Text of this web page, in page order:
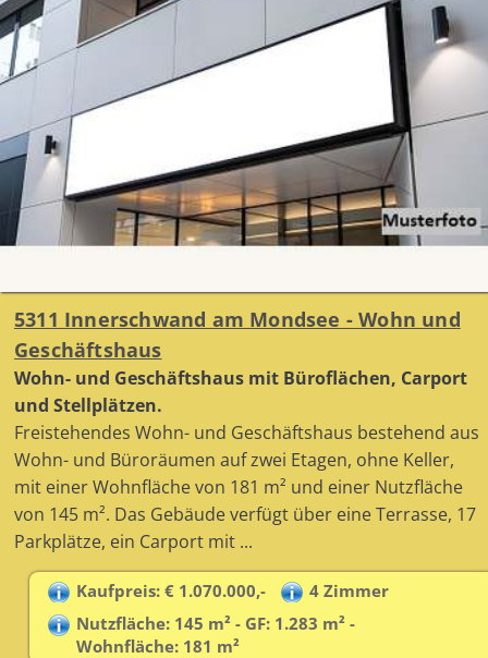
5311 Innerschwand am Mondsee - Wohn und
Geschäftshaus
Wohn- und Geschäftshaus mit Büroflächen, Carport
und Stellplätzen.
Freistehendes Wohn- und Geschäftshaus bestehend aus
Wohn- und Büroräumen auf zwei Etagen, ohne Keller,
mit einer Wohnfläche von 181 m² und einer Nutzfläche
von 145 m². Das Gebäude verfügt über eine Terrasse, 17
Parkplätze, ein Carport mit ...
Kaufpreis: € 1.070.000,-
4 Zimmer
Nutzfläche: 145 m² - GF: 1.283 m² -
Wohnfläche: 181 m²